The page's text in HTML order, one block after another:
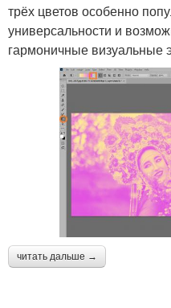
трёх цветов особенно
универсальности и
гармоничные визуальные
читать дальше →